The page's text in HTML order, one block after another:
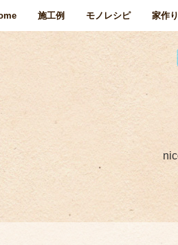
施工例 モノレシピ 家作